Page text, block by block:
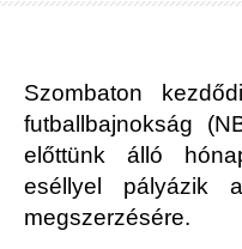
Szombaton
futballbajnokság
előttünk álló
eséllyel pályázik
megszerzésére.